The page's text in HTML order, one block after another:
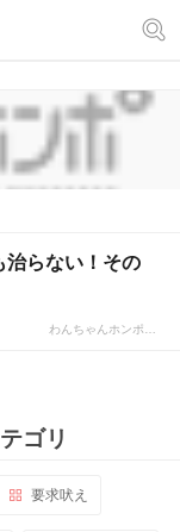
治らない！その
わんちゃんホンポ…
ゴリ
要求吠え